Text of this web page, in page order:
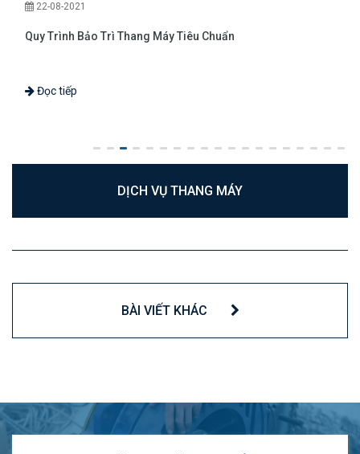
22-08-2021
Quy Trình Bảo Trì Thang Máy Tiêu Chuẩn
Đọc tiếp
DỊCH VỤ THANG MÁY
BÀI VIẾT KHÁC